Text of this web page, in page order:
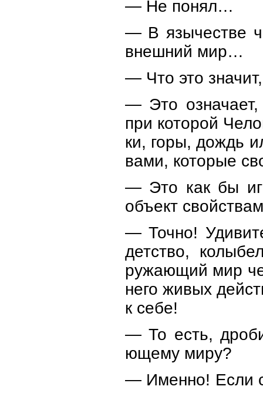
— Не понял…
— В язычестве
внешний мир…
— Что это
— Это означает,
при которой
ки, горы, дождь
вами, которые
— Это как бы
объект
— Точно!
детство,
ружающий мир
него живых
к себе!
— То есть,
ющему миру?
— Именно! Если